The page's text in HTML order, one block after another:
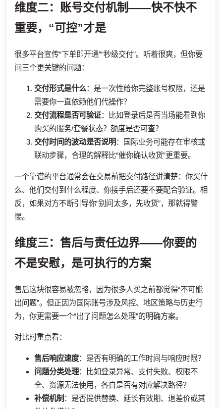
维度二：账号交付机制——快不快不
重要，“可控”才是
很多平台宣传“下单即开通”“秒级交付”。听着很爽，但你要
问三个更关键的问题：
交付形式是什么：是一次性给你完整账号权限，还是
需要你一直依赖他们代操作？
交付流程是否可验证：比如登录后是否当场能看到你
购买的服务/套餐状态？额度是否可查？
交付时间的波动是否说明：国际业务可能存在审核或
联动步骤，合理的解释比“催你确认收货”更重要。
一个靠谱的平台通常会在交易前把交付路径讲清楚：你买什
么、他们交付到什么程度、你接手后还要不要配合验证。相
反，如果对方不断引导你“别问太多，先收货”，那就得警
惕。
维度三：售后与责任边界——你要的
不是安慰，是可执行的方案
售后这块很容易被忽略，因为很多人买之前都觉得“不可能
出问题”。但正因为国际账号涉及风控、地区策略与历史行
为，你更需要一个“出了问题怎么处理”的明确方案。
对比时重点看：
售后响应速度：是否有明确的工作时间与响应时限？
问题分类处理：比如登录异常、支付失败、权限不
全、资源无法使用，各自是否有对应解决路径？
补偿机制 ：是否提供替换、延长有效期、退差价或其